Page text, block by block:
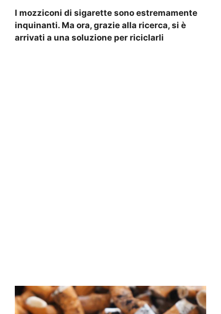
I mozziconi di sigarette sono estremamente
inquinanti. Ma ora, grazie alla ricerca, si è
arrivati a una soluzione per riciclarli